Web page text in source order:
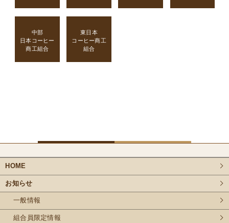
中部
日本コーヒー
商工組合
東日本
コーヒー商工
組合
HOME
お知らせ
一般情報
組合員限定情報